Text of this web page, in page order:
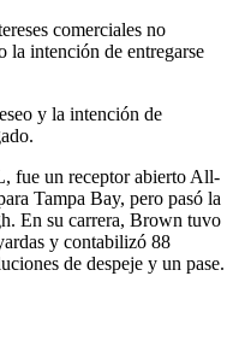
comerciales no
la intención de entregarse
y la intención de
fue un receptor abierto All-
Tampa Bay, pero pasó la
En su carrera, Brown tuvo
y contabilizó 88
de despeje y un pase.